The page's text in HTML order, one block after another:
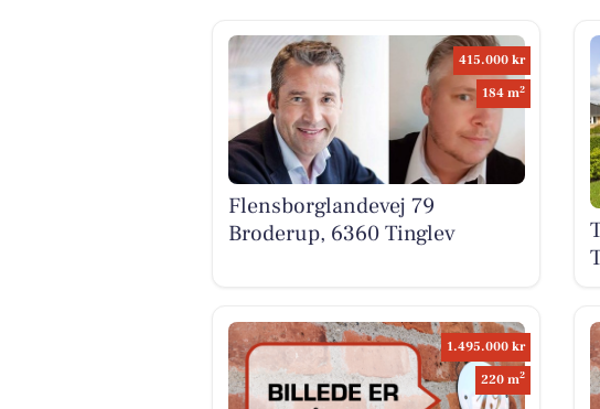
415.000 kr
184 m2
Flensborglandevej 79
Broderup, 6360 Tinglev
1.495.000 kr
220 m2